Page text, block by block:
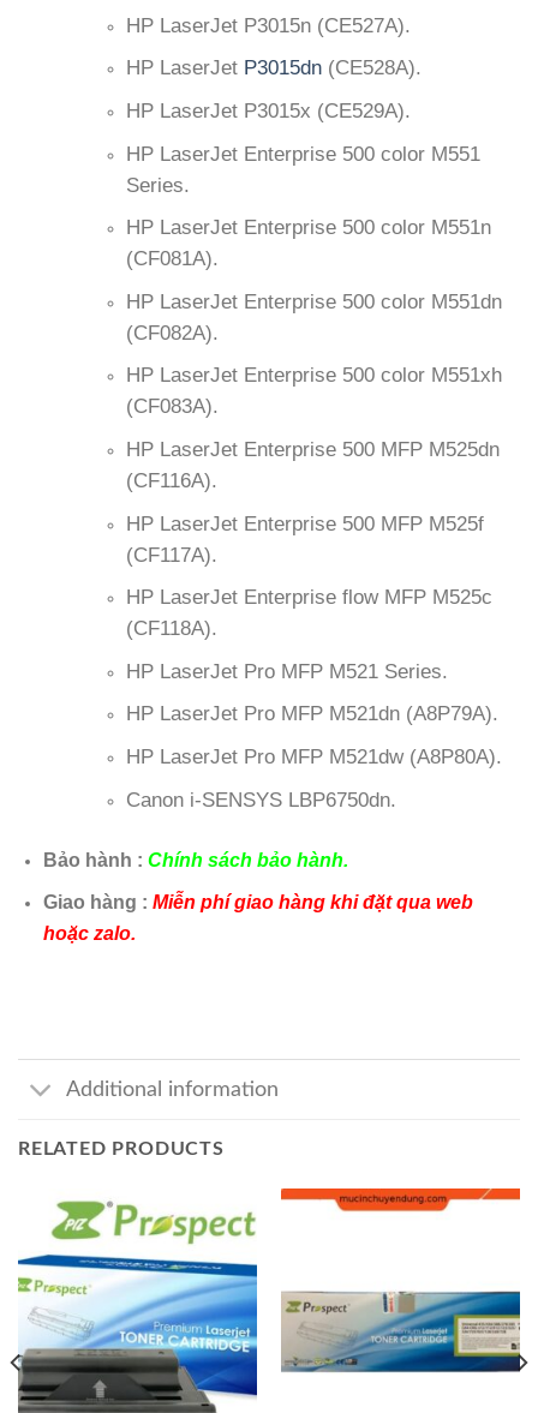
HP LaserJet P3015n (CE527A).
HP LaserJet P3015dn(CE528A).
HP LaserJet P3015x (CE529A).
HP LaserJet Enterprise 500 color M551
Series.
HP LaserJet Enterprise 500 color M551n
(CF081A).
HP LaserJet Enterprise 500 color M551dn
(CF082A).
HP LaserJet Enterprise 500 color M551xh
(CF083A).
HP LaserJet Enterprise 500 MFP M525dn
(CF116A).
HP LaserJet Enterprise 500 MFP M525f
(CF117A).
HP LaserJet Enterprise flow MFP M525c
(CF118A).
HP LaserJet Pro MFP M521 Series.
HP LaserJet Pro MFP M521dn (A8P79A).
HP LaserJet Pro MFP M521dw (A8P80A).
Canon i-SENSYS LBP6750dn.
Bảo hành : Chính sách bảo hành.
Giao hàng : Miễn phí giao hàng khi đặt qua web
hoặc zalo.
Additional information
RELATED PRODUCTS